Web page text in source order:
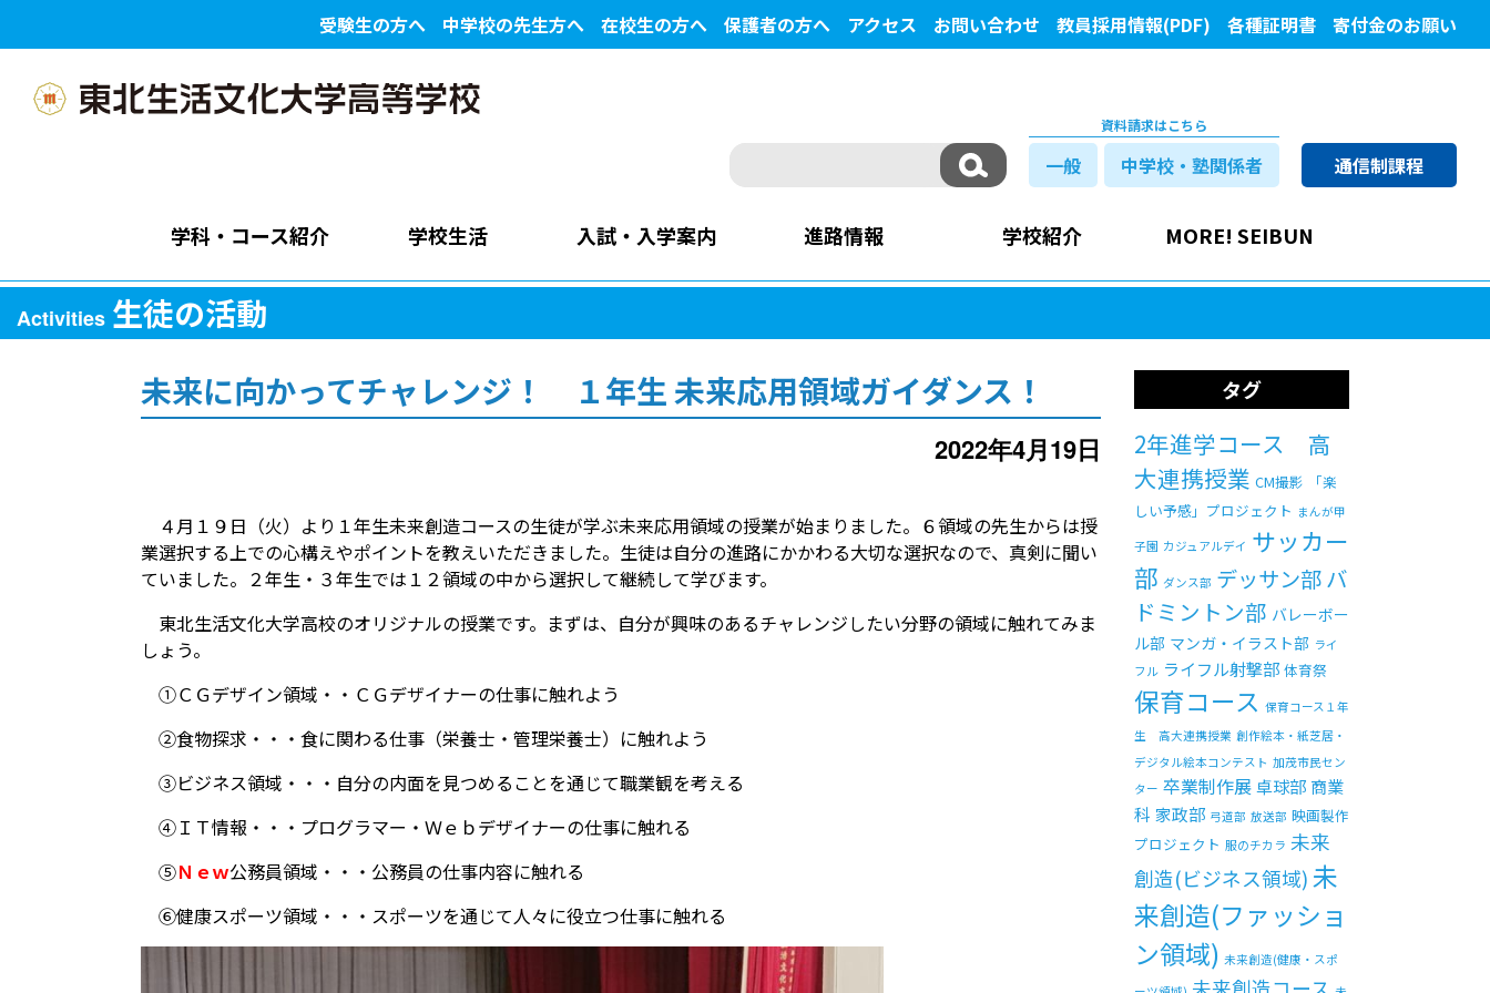
受験生の方へ 中学校の先生方へ 在校生の方へ 保護者の方へ アクセス お問い合わせ 教員採用情報(PDF) 各種証明書 寄付金のお願い
資料請求はこちら
一般 中学校・塾関係者 通信制課程
学科・コース紹介 学校生活 入試・入学案内 進路情報 学校紹介 MORE! SEIBUN
Activities 生徒の活動
未来に向かってチャレンジ！ １年生 未来応用領域ガイダンス！
2022年4月19日
４月１９日（火）より１年生未来創造コースの生徒が学ぶ未来応用領域の授業が始まりました。６領域の先生からは授
業選択する上での心構えやポイントを教えいただきました。生徒は自分の進路にかかわる大切な選択なので、真剣に聞い
ていました。２年生・３年生では１２領域の中から選択して継続して学びます。
東北生活文化大学高校のオリジナルの授業です。まずは、自分が興味のあるチャレンジしたい分野の領域に触れてみま
しょう。
①ＣＧデザイン領域・・ＣＧデザイナーの仕事に触れよう
②食物探求・・・食に関わる仕事（栄養士・管理栄養士）に触れよう
③ビジネス領域・・・自分の内面を見つめることを通じて職業観を考える
④ＩＴ情報・・・プログラマー・Ｗｅｂデザイナーの仕事に触れる
⑤Ｎｅｗ公務員領域・・・公務員の仕事内容に触れる
⑥健康スポーツ領域・・・スポーツを通じて人々に役立つ仕事に触れる
タグ
2年進学コース 高
大連携授業 CM撮影
「楽
しい予感」プロジェクト まんが甲
子園 カジュアルデイ サッカー
部 ダンス部 デッサン部バ
ドミントン部 バレーボー
ル部 マンガ・イラスト部 ライ
フル ライフル射撃部 体育祭
保育コース 保育コース１年
生 高大連携授業 創作絵本・紙芝居・
デジタル絵本コンテスト 加茂市民セン
ター 卒業制作展卓球部 商業
科 家政部 弓道部 放送部 映画製作
プロジェクト 服のチカラ 未来
創造(ビジネス領域) 未
来創造(ファッショ
ン領域) 未来創造(健康・スポ
未来創造コース